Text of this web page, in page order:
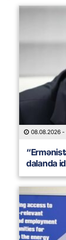
08.08.2026 -
dalanda